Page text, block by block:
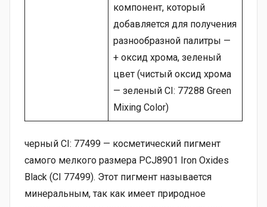
компонент, который
добавляется для получения
разнообразной палитры —
+ оксид хрома, зеленый
цвет (чистый оксид хрома
— зеленый CI: 77288 Green
Mixing Color)
черный CI: 77499 — косметический пигмент
самого мелкого размера PCJ8901 Iron Oxides
Black (CI 77499). Этот пигмент называется
минеральным, так как имеет природное